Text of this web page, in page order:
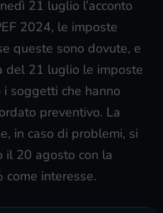
21 luglio l’acconto
2024, le imposte
queste sono dovute, e
del 21 luglio le imposte
soggetti che hanno
preventivo. La
in caso di problemi, si
il 20 agosto con la
interesse.